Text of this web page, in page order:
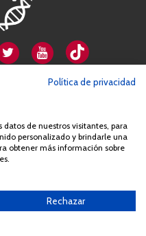
863
los contenidos del sitio web
de la Asociación España
(AES22q)
Política de privacidad
de nuestros visitantes, para
personalizado y brindarle una
obtener más información sobre
Rechazar